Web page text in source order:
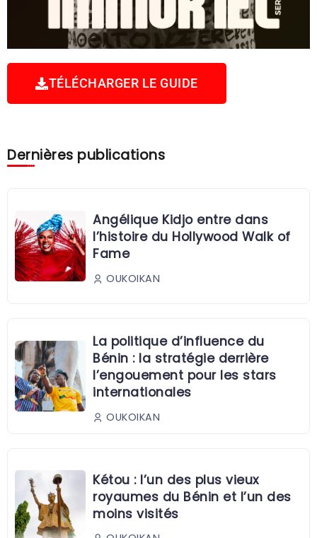
TÉLÉCHARGER LE GUIDE
Dernières publications
Angélique Kidjo entre dans
l’histoire du Hollywood Walk of
Fame
OUKOIKAN
La politique d’influence du
Bénin : la stratégie derrière
l’engouement pour les stars
internationales
OUKOIKAN
Kétou : l’un des plus vieux
royaumes du Bénin et l’un des
moins visités